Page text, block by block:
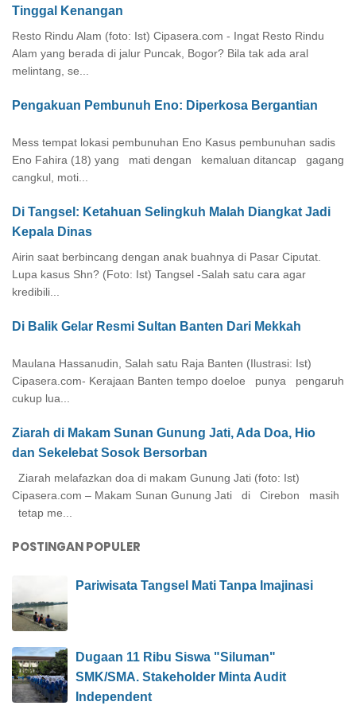
Tinggal Kenangan
Resto Rindu Alam (foto: Ist) Cipasera.com - Ingat Resto Rindu
Alam yang berada di jalur Puncak, Bogor? Bila tak ada aral
melintang, se...
Pengakuan Pembunuh Eno: Diperkosa Bergantian
Mess tempat lokasi pembunuhan Eno Kasus pembunuhan sadis
Eno Fahira (18) yang mati dengan kemaluan ditancap gagang
cangkul, moti...
Di Tangsel: Ketahuan Selingkuh Malah Diangkat Jadi
Kepala Dinas
Airin saat berbincang dengan anak buahnya di Pasar Ciputat.
Lupa kasus Shn? (Foto: Ist) Tangsel -Salah satu cara agar
kredibili...
Di Balik Gelar Resmi Sultan Banten Dari Mekkah
Maulana Hassanudin, Salah satu Raja Banten (Ilustrasi: Ist)
Cipasera.com- Kerajaan Banten tempo doeloe punya pengaruh
cukup lua...
Ziarah di Makam Sunan Gunung Jati, Ada Doa, Hio
dan Sekelebat Sosok Bersorban
Ziarah melafazkan doa di makam Gunung Jati (foto: Ist)
Cipasera.com – Makam Sunan Gunung Jati di Cirebon masih
tetap me...
POSTINGAN POPULER
Pariwisata Tangsel Mati Tanpa Imajinasi
Dugaan 11 Ribu Siswa "Siluman"
SMK/SMA. Stakeholder Minta Audit
Independent